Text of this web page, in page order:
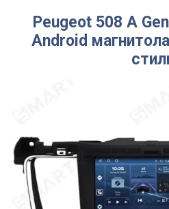
Peugeot 508 A
Android